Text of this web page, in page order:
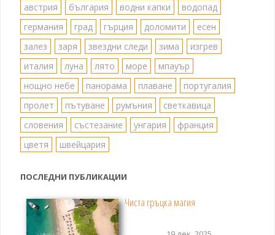
австрия българия водни капки
водопад
германия
град гърция доломити
есен
залез
заря звездни следи зима
изгрев
италия
луна лято море
мпауър
нощно небе
панорама плаване
португалия
пролет
пътуване румъния
светкавица
словения
състезание унгария
франция
цветя
швейцария
ПОСЛЕДНИ ПУБЛИКАЦИИ
Чиста гръцка магия